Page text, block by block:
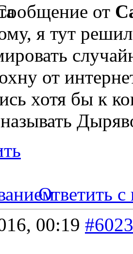
от
я тут
от
хотя бы к
Ответить с
00:19 #6023